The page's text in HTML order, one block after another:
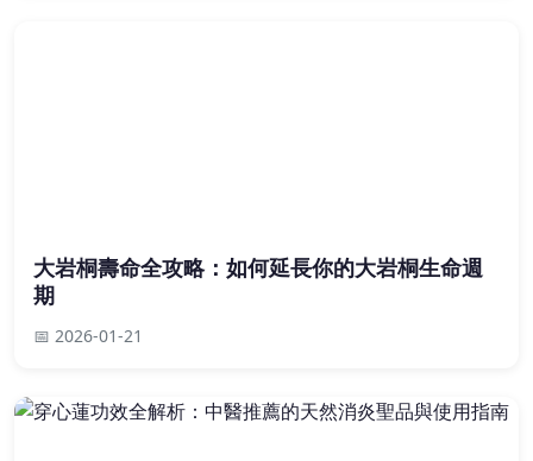
大岩桐壽命全攻略：如何延長你的大岩桐生命週
期
📅 2026-01-21